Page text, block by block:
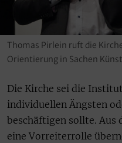
Thomas Pirlein ruft die
Orientierung in Sachen
Die Kirche sei die
individuellen Ängsten
beschäftigen sollte. Aus
eine Vorreiterrolle